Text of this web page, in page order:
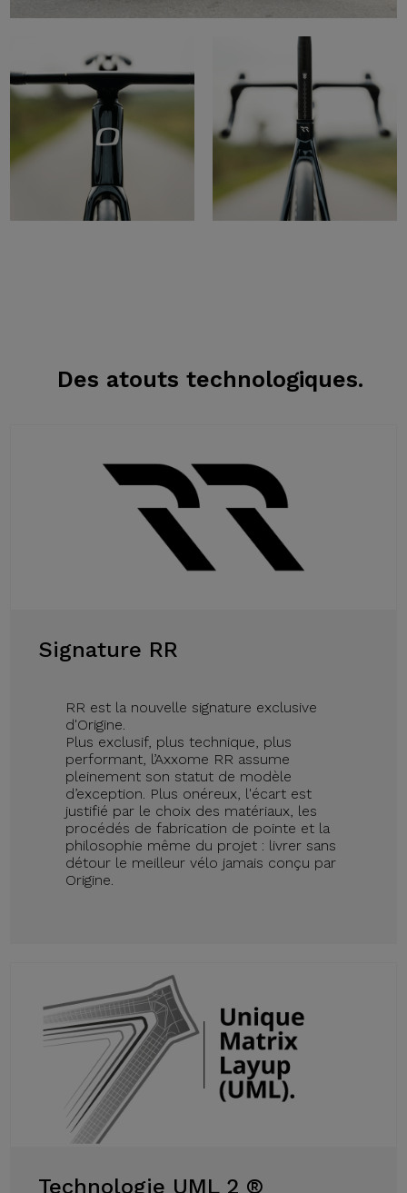
Des atouts technologiques.
Signature RR
RR est la nouvelle signature exclusive
d'Origine.
Plus exclusif, plus technique, plus
performant, l’Axxome RR assume
pleinement son statut de modèle
d’exception. Plus onéreux, l'écart est
justifié par le choix des matériaux, les
procédés de fabrication de pointe et la
philosophie même du projet : livrer sans
détour le meilleur vélo jamais conçu par
Origine.
Technologie UML 2 ®